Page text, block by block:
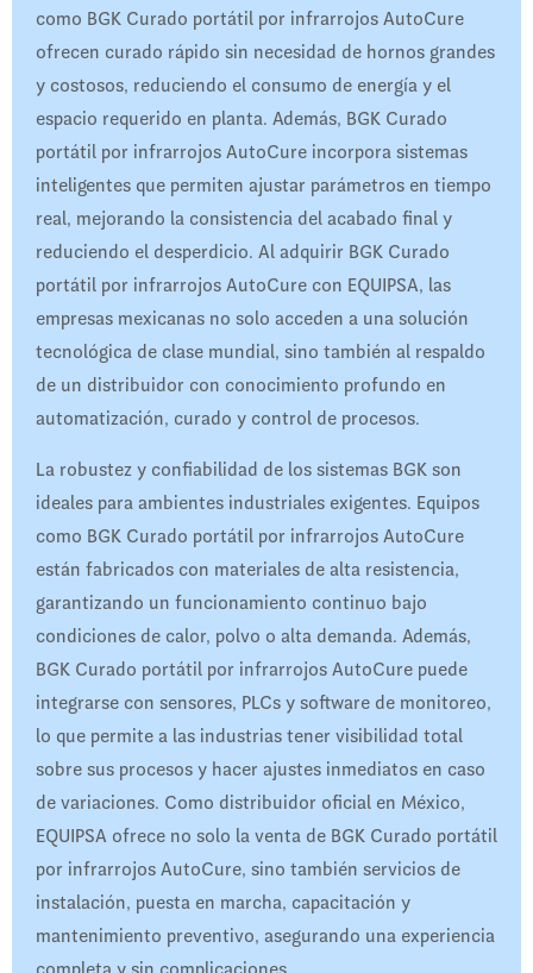
como BGK Curado portátil por infrarrojos AutoCure
ofrecen curado rápido sin necesidad de hornos grandes
y costosos, reduciendo el consumo de energía y el
espacio requerido en planta. Además, BGK Curado
portátil por infrarrojos AutoCure incorpora sistemas
inteligentes que permiten ajustar parámetros en tiempo
real, mejorando la consistencia del acabado final y
reduciendo el desperdicio. Al adquirir BGK Curado
portátil por infrarrojos AutoCure con EQUIPSA, las
empresas mexicanas no solo acceden a una solución
tecnológica de clase mundial, sino también al respaldo
de un distribuidor con conocimiento profundo en
automatización, curado y control de procesos.
La robustez y confiabilidad de los sistemas BGK son
ideales para ambientes industriales exigentes. Equipos
como BGK Curado portátil por infrarrojos AutoCure
están fabricados con materiales de alta resistencia,
garantizando un funcionamiento continuo bajo
condiciones de calor, polvo o alta demanda. Además,
BGK Curado portátil por infrarrojos AutoCure puede
integrarse con sensores, PLCs y software de monitoreo,
lo que permite a las industrias tener visibilidad total
sobre sus procesos y hacer ajustes inmediatos en caso
de variaciones. Como distribuidor oficial en México,
EQUIPSA ofrece no solo la venta de BGK Curado portátil
por infrarrojos AutoCure, sino también servicios de
instalación, puesta en marcha, capacitación y
mantenimiento preventivo, asegurando una experiencia